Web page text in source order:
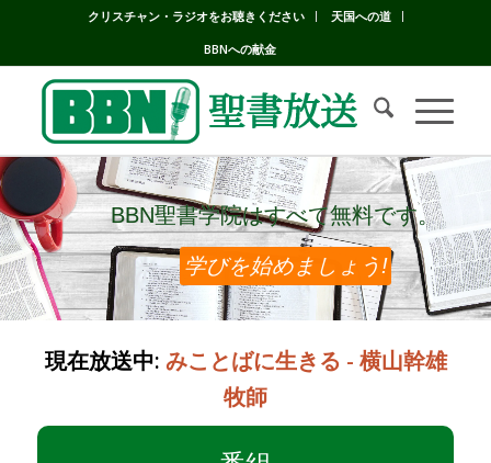
クリスチャン・ラジオをお聴きください
天国への道
BBNへの献金
BBN聖書学院はすべて無料です。
BBN聖書学院はすべて無料です。
学びを始めましょう!
現在放送中: みことばに生きる - 横山幹雄
牧師